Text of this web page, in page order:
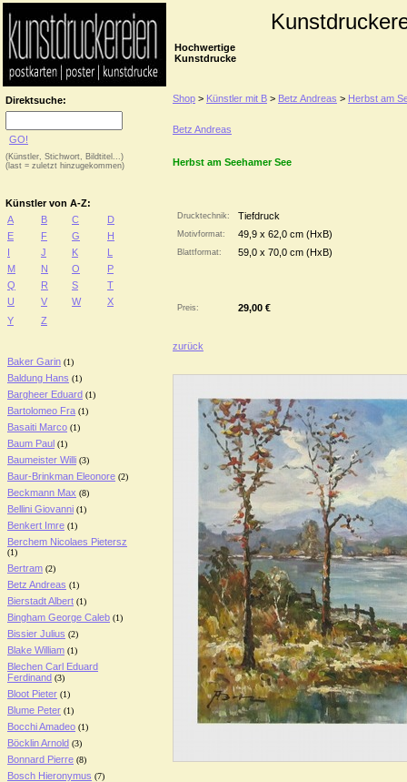
Hochwertige
Kunstdrucke
Direktsuche:
GO!
(Künstler, Stichwort, Bildtitel...)
(last = zuletzt hinzugekommen)
Künstler von A-Z:
A
B C
D
E
F G
H
I
J K
L
M
N O
P
Q
R S
T
U
V W
X
Y
Z
Baker Garin (1)
Baldung Hans (1)
Bargheer Eduard (1)
Bartolomeo Fra (1)
Basaiti Marco (1)
Baum Paul (1)
Baumeister Willi (3)
Baur-Brinkman Eleonore (2)
Beckmann Max (8)
Bellini Giovanni (1)
Benkert Imre (1)
Berchem Nicolaes Pietersz
(1)
Bertram (2)
Betz Andreas (1)
Bierstadt Albert (1)
Bingham George Caleb (1)
Bissier Julius (2)
Blake William (1)
Blechen Carl Eduard
Ferdinand (3)
Bloot Pieter (1)
Blume Peter (1)
Bocchi Amadeo (1)
Böcklin Arnold (3)
Bonnard Pierre (8)
Bosch Hieronymus (7)
Shop > Künstler mit B > Betz Andreas > Herbst am
Betz Andreas
Herbst am Seehamer See
Drucktechnik: Tiefdruck
Motivformat: 49,9 x 62,0 cm (HxB)
Blattformat: 59,0 x 70,0 cm (HxB)
Preis: 29,00 €
zurück